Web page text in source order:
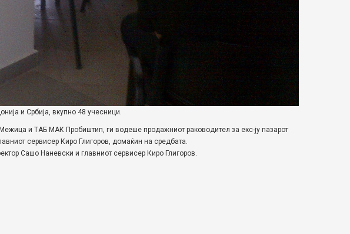
и Србија, вкупно 48 учесници.
и ТАБ МАК Пробиштип, ги водеше продажниот раководител за екс-ју пазарот
сервисер Киро Глигоров, домаќин на средбата.
Сашо Наневски и главниот сервисер Киро Глигоров.